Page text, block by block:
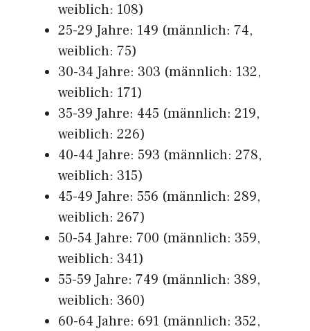
weiblich: 108)
25-29 Jahre: 149 (männlich: 74,
weiblich: 75)
30-34 Jahre: 303 (männlich: 132,
weiblich: 171)
35-39 Jahre: 445 (männlich: 219,
weiblich: 226)
40-44 Jahre: 593 (männlich: 278,
weiblich: 315)
45-49 Jahre: 556 (männlich: 289,
weiblich: 267)
50-54 Jahre: 700 (männlich: 359,
weiblich: 341)
55-59 Jahre: 749 (männlich: 389,
weiblich: 360)
60-64 Jahre: 691 (männlich: 352,